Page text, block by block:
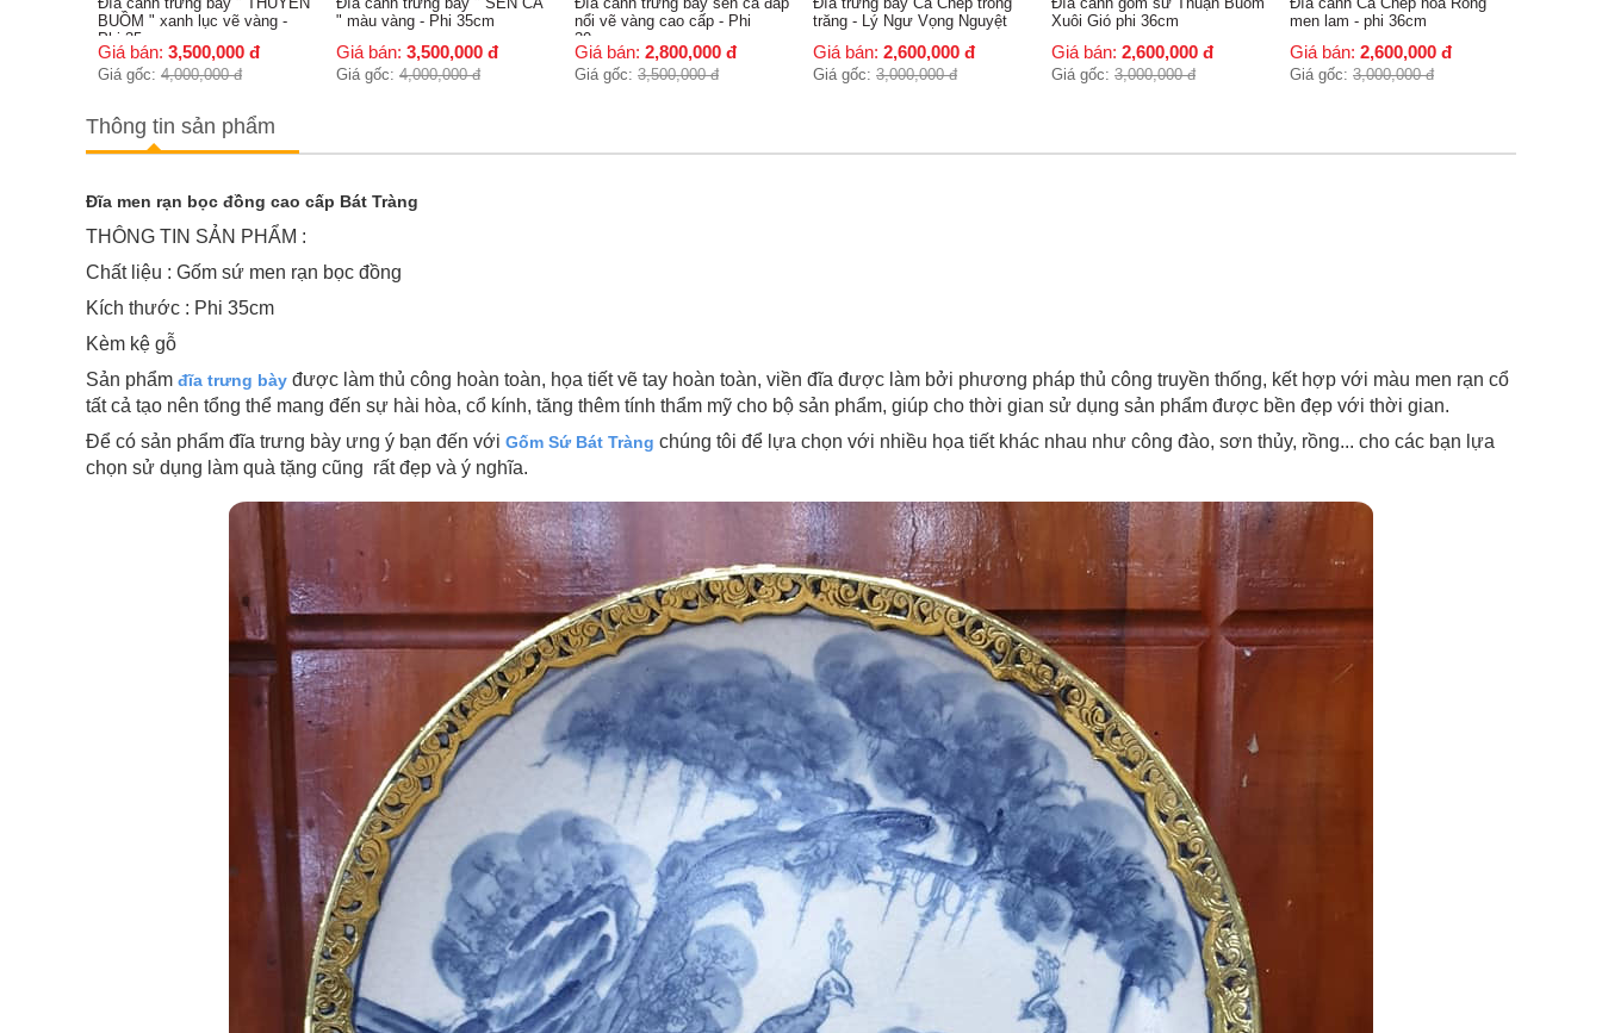
" màu vàng - Phi 35cm
Giá bán: 3,500,000 đ
Giá gốc: 4,000,000 đ
nổi vẽ vàng cao cấp - Phi
Giá bán: 2,800,000 đ
Giá gốc: 3,500,000 đ
trăng - Lý Ngư Vọng Nguyệt
Giá bán: 2,600,000 đ
Giá gốc: 3,000,000 đ
Xuôi Gió phi 36cm
Giá bán: 2,600,000 đ
Giá gốc: 3,000,000 đ
men lam - phi 36cm
Giá bán: 2,600,000 đ
Giá gốc: 3,000,000 đ
Thông tin sản phẩm
Đĩa men rạn bọc đồng cao cấp Bát Tràng
THÔNG TIN SẢN PHẨM :
Chất liệu : Gốm sứ men rạn bọc đồng
Kích thước : Phi 35cm
Kèm kệ gỗ
Sản phẩm đĩa trưng bày được làm thủ công hoàn toàn, họa tiết vẽ tay hoàn toàn, viền đĩa được làm bởi phương pháp thủ công truyền thống, kết hợp với màu men rạn cổ
tất cả tạo nên tổng thể mang đến sự hài hòa, cổ kính, tăng thêm tính thẩm mỹ cho bộ sản phẩm, giúp cho thời gian sử dụng sản phẩm được bền đẹp với thời gian.
Để có sản phẩm đĩa trưng bày ưng ý bạn đến với Gốm Sứ Bát Tràng chúng tôi để lựa chọn với nhiều họa tiết khác nhau như công đào, sơn thủy, rồng... cho các bạn lựa
chọn sử dụng làm quà tặng cũng rất đẹp và ý nghĩa.